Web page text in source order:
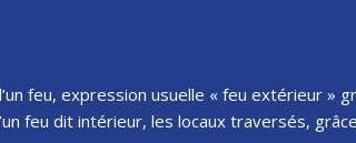
feu, expression usuelle « feu extérieur »
feu dit intérieur, les locaux traversés,